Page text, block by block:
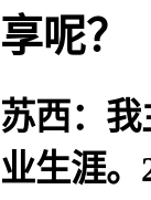
享呢？
苏西：
业生涯